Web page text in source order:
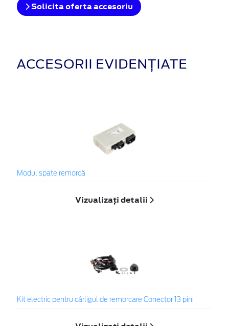
Solicita oferta accesoriu
ACCESORII EVIDENȚIATE
Modul spate remorcă
Vizualizați detalii
Kit electric pentru cârligul de remorcare Conector 13 pini